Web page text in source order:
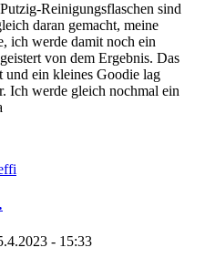
Reinigungsflaschen sind
daran gemacht, meine
ich werde damit noch ein
von dem Ergebnis. Das
und ein kleines Goodie lag
Ich werde gleich nochmal ein
- 15:33